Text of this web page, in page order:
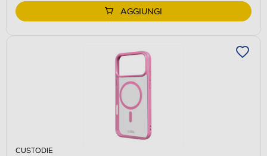
AGGIUNGI
CUSTODIE